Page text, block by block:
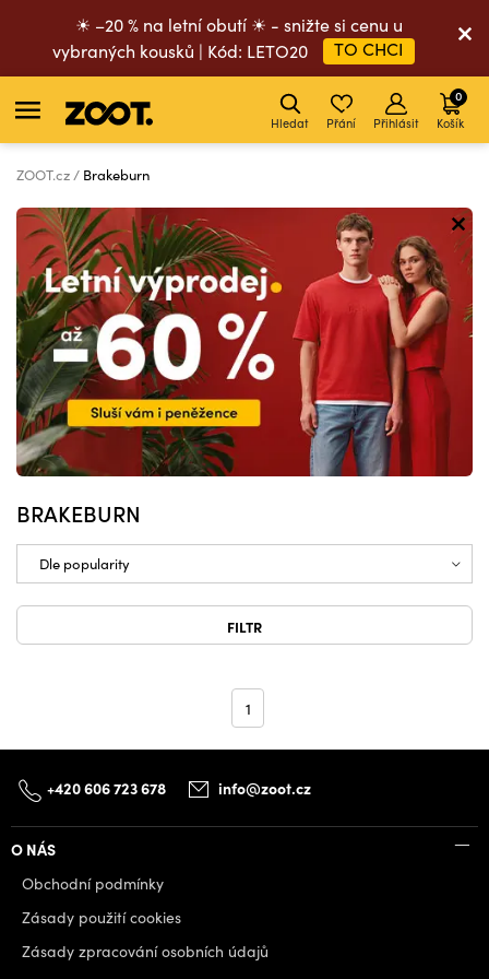
☀ –20 % na letní obutí ☀ - snižte si cenu u
vybraných kousků | Kód: LETO20
TO CHCI
Hledat Přání Přihlásit Košík
0
ZOOT.cz Brakeburn
BRAKEBURN
FILTR
1
+420 606 723 678 info@zoot.cz
O NÁS
Obchodní podmínky
Zásady použití cookies
Zásady zpracování osobních údajů